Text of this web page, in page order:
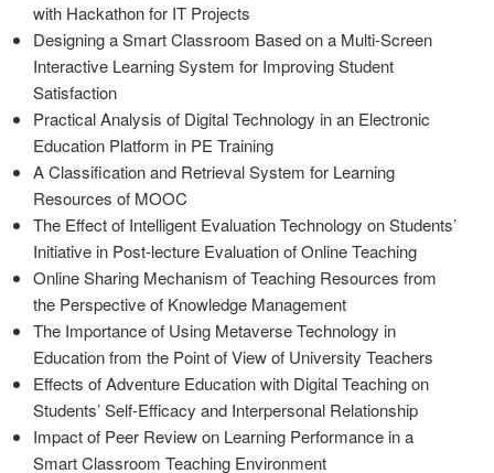
with Hackathon for IT Projects
Designing a Smart Classroom Based on a Multi-Screen
Interactive Learning System for Improving Student
Satisfaction
Practical Analysis of Digital Technology in an Electronic
Education Platform in PE Training
A Classification and Retrieval System for Learning
Resources of MOOC
The Effect of Intelligent Evaluation Technology on Students’
Initiative in Post-lecture Evaluation of Online Teaching
Online Sharing Mechanism of Teaching Resources from
the Perspective of Knowledge Management
The Importance of Using Metaverse Technology in
Education from the Point of View of University Teachers
Effects of Adventure Education with Digital Teaching on
Students’ Self-Efficacy and Interpersonal Relationship
Impact of Peer Review on Learning Performance in a
Smart Classroom Teaching Environment